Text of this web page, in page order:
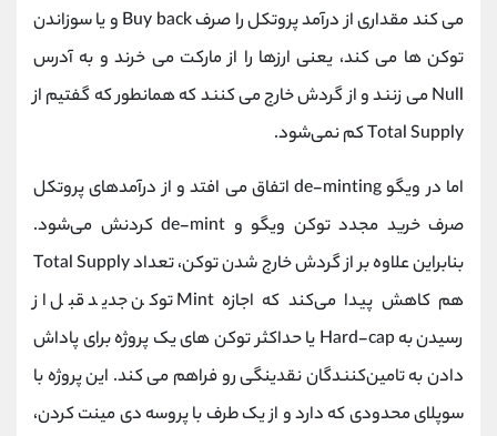
می کند مقداری از درآمد پروتکل را صرف Buy back و یا سوزاندن
توکن ها می کند، یعنی ارزها را از مارکت می خرند و به آدرس
Null می زنند و از گردش خارج می کنند که همانطور که گفتیم از
Total Supply کم نمی‌شود.
اما در ویگو de-minting اتفاق می افتد و از درآمدهای پروتکل
صرف خرید مجدد توکن ویگو و de-mint کردنش می‌شود.
بنابراین علاوه بر از گردش خارج شدن توکن، تعداد Total Supply
هم کاهش پیدا می‌کند که اجازه Mint توکن جدید قبل از
رسیدن به Hard-cap یا حداکثر توکن های یک پروژه برای پاداش
دادن به تامین‌کنندگان نقدینگی رو فراهم می کند. این پروژه با
سوپلای محدودی که دارد و از یک طرف با پروسه دی مینت کردن،